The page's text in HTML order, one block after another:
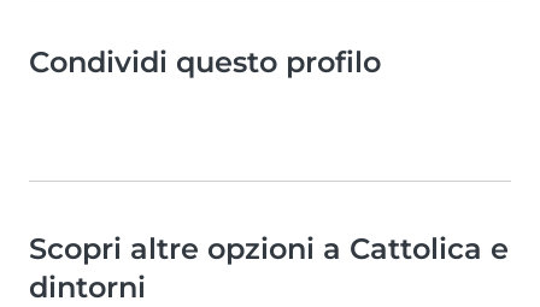
Condividi questo profilo
Scopri altre opzioni a Cattolica e
dintorni